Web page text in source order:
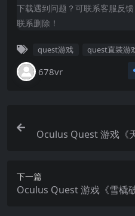
下载遇到问题？可联系客服反
联系删除！
quest游戏 quest直装游
678vr
Oculus Quest 游戏《
下一篇
Oculus Quest 游戏《雪橇